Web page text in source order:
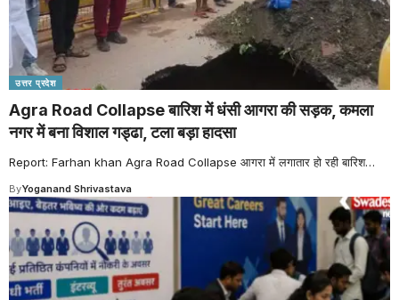
उत्तर प्रदेश
Agra Road Collapse बारिश में धंसी आगरा की सड़क, कमला
नगर में बना विशाल गड्ढा, टला बड़ा हादसा
Report: Farhan khan Agra Road Collapse आगरा में लगातार हो रही बारिश…
ByYoganand Shrivastava